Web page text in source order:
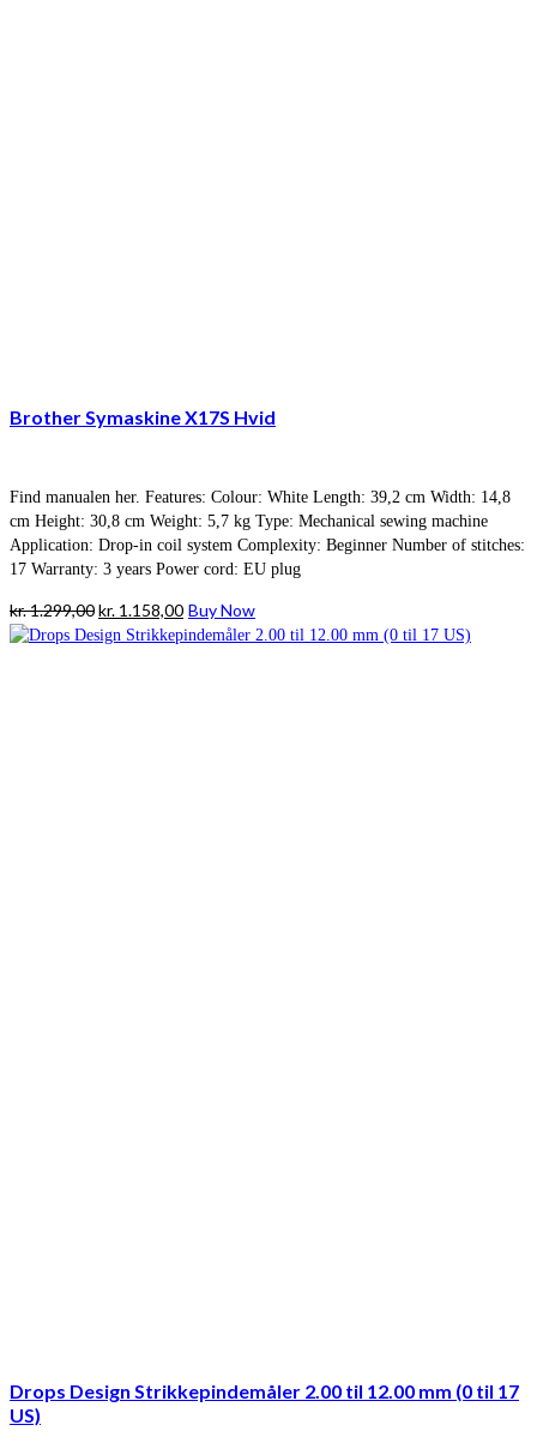
Brother Symaskine X17S Hvid
Find manualen her. Features: Colour: White Length: 39,2 cm Width: 14,8
cm Height: 30,8 cm Weight: 5,7 kg Type: Mechanical sewing machine
Application: Drop-in coil system Complexity: Beginner Number of stitches:
17 Warranty: 3 years Power cord: EU plug
kr.1.299,00Den
oprindelige
kr. 1.158,00Den
aktuelle
Buy Now
Drops Design Strikkepindemåler 2.00 til 12.00 mm (0 til 17
US)